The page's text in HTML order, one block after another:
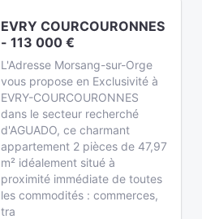
EVRY COURCOURONNES
- 113 000 €
L'Adresse Morsang-sur-Orge
vous propose en Exclusivité à
EVRY-COURCOURONNES
dans le secteur recherché
d'AGUADO, ce charmant
appartement 2 pièces de 47,97
m² idéalement situé à
proximité immédiate de toutes
les commodités : commerces,
tra